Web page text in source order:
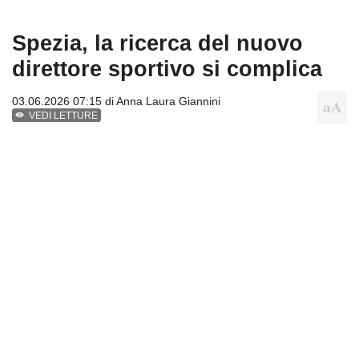
Spezia, la ricerca del nuovo
direttore sportivo si complica
03.06.2026 07:15 diAnna Laura Giannini
VEDI LETTURE